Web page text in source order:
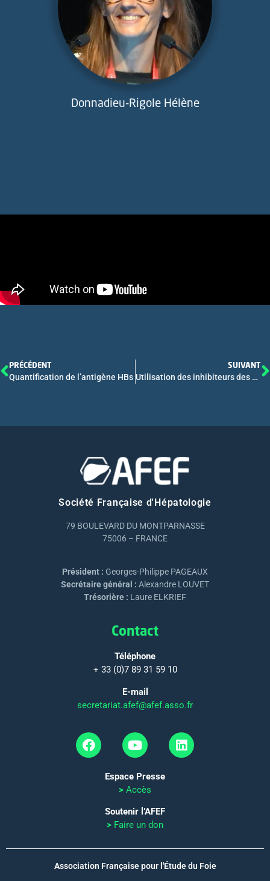
Donnadieu-Rigole Hélène
PRÉCÉDENT
Quantification de l’antigène HBs
SUIVANT
Utilisation des inhibiteurs des points de contrôle en Oncologie
Société Française d'Hépatologie
79 BOULEVARD DU MONTPARNASSE
75006 – FRANCE
Président : Georges-Philippe PAGEAUX
Secrétaire général : Alexandre LOUVET
Trésorière : Laure ELKRIEF
Contact
Téléphone
+ 33 (0)7 89 31 59 10
E-mail
secretariat.afef@afef.asso.fr
Espace Presse
> Accès
Soutenir l’AFEF
> Faire un don
Association Française pour l'Étude du Foie